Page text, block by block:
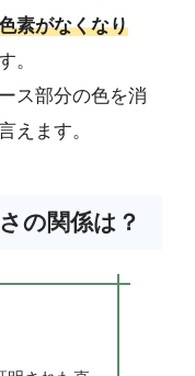
素がなくなり
。
ス部分の色を消
えます。
の関係は？